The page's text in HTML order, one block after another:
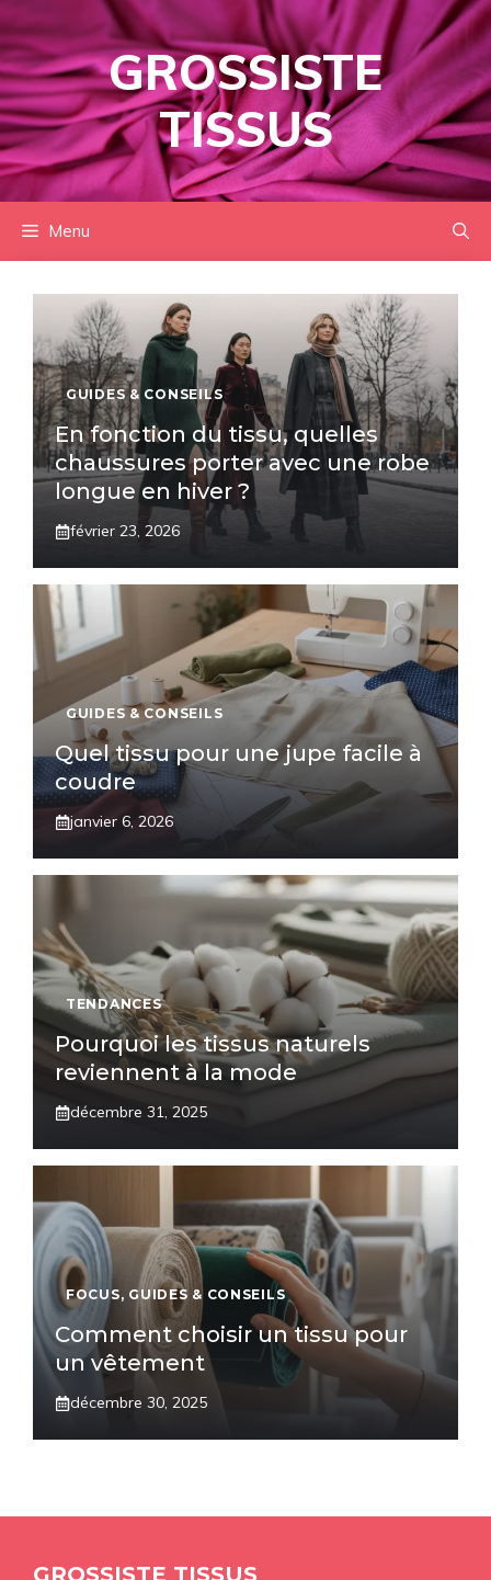
au
contenu
GROSSISTE
TISSUS
Menu
GUIDES & CONSEILS
En fonction du tissu, quelles
chaussures porter avec une robe
longue en hiver ?
février 23, 2026
GUIDES & CONSEILS
Quel tissu pour une jupe facile à
coudre
janvier 6, 2026
TENDANCES
Pourquoi les tissus naturels
reviennent à la mode
décembre 31, 2025
FOCUS, GUIDES & CONSEILS
Comment choisir un tissu pour
un vêtement
décembre 30, 2025
GROSSISTE TISSUS